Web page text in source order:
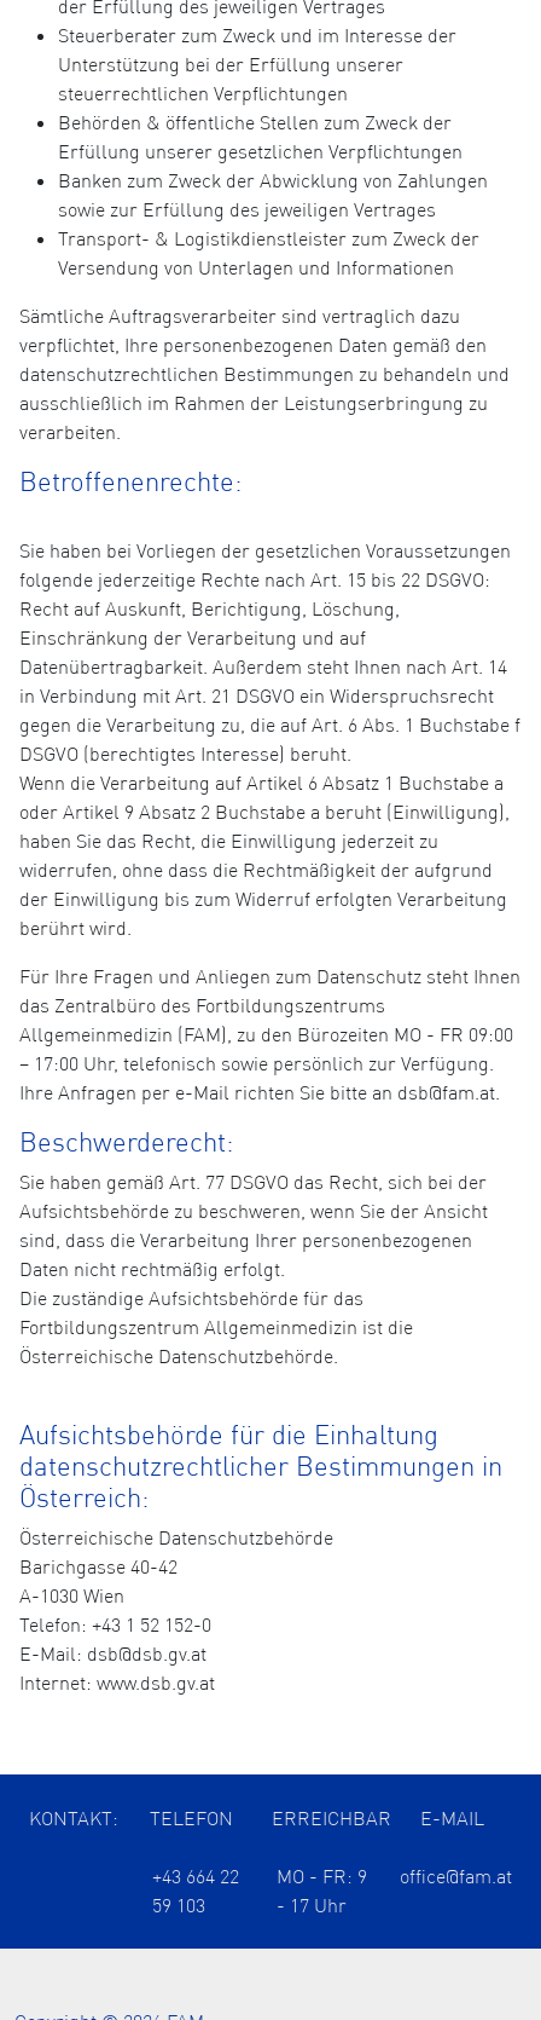
der Erfüllung des jeweiligen Vertrages
Steuerberater zum Zweck und im Interesse der
Unterstützung bei der Erfüllung unserer
steuerrechtlichen Verpflichtungen
Behörden & öffentliche Stellen zum Zweck der
Erfüllung unserer gesetzlichen Verpflichtungen
Banken zum Zweck der Abwicklung von Zahlungen
sowie zur Erfüllung des jeweiligen Vertrages
Transport- & Logistikdienstleister zum Zweck der
Versendung von Unterlagen und Informationen
Sämtliche Auftragsverarbeiter sind vertraglich dazu
verpflichtet, Ihre personenbezogenen Daten gemäß den
datenschutzrechtlichen Bestimmungen zu behandeln und
ausschließlich im Rahmen der Leistungserbringung zu
verarbeiten.
Betroffenenrechte:
Sie haben bei Vorliegen der gesetzlichen Voraussetzungen
folgende jederzeitige Rechte nach Art. 15 bis 22 DSGVO:
Recht auf Auskunft, Berichtigung, Löschung,
Einschränkung der Verarbeitung und auf
Datenübertragbarkeit. Außerdem steht Ihnen nach Art. 14
in Verbindung mit Art. 21 DSGVO ein Widerspruchsrecht
gegen die Verarbeitung zu, die auf Art. 6 Abs. 1 Buchstabe f
DSGVO (berechtigtes Interesse) beruht.
Wenn die Verarbeitung auf Artikel 6 Absatz 1 Buchstabe a
oder Artikel 9 Absatz 2 Buchstabe a beruht (Einwilligung),
haben Sie das Recht, die Einwilligung jederzeit zu
widerrufen, ohne dass die Rechtmäßigkeit der aufgrund
der Einwilligung bis zum Widerruf erfolgten Verarbeitung
berührt wird.
Für Ihre Fragen und Anliegen zum Datenschutz steht Ihnen
das Zentralbüro des Fortbildungszentrums
Allgemeinmedizin (FAM), zu den Bürozeiten MO - FR 09:00
– 17:00 Uhr, telefonisch sowie persönlich zur Verfügung.
Ihre Anfragen per e-Mail richten Sie bitte an dsb@fam.at.
Beschwerderecht:
Sie haben gemäß Art. 77 DSGVO das Recht, sich bei der
Aufsichtsbehörde zu beschweren, wenn Sie der Ansicht
sind, dass die Verarbeitung Ihrer personenbezogenen
Daten nicht rechtmäßig erfolgt.
Die zuständige Aufsichtsbehörde für das
Fortbildungszentrum Allgemeinmedizin ist die
Österreichische Datenschutzbehörde.
Aufsichtsbehörde für die Einhaltung
datenschutzrechtlicher Bestimmungen in
Österreich:
Österreichische Datenschutzbehörde
Barichgasse 40-42
A-1030 Wien
Telefon: +43 1 52 152-0
E-Mail: dsb@dsb.gv.at
Internet: www.dsb.gv.at
KONTAKT: TELEFON ERREICHBAR E-MAIL
+43 664 22
59 103
MO - FR: 9
- 17 Uhr
office@fam.at